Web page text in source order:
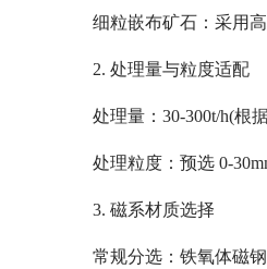
细粒嵌布矿石：采用
2. 处理量与粒度适配
处理量：30-300t/h(根
处理粒度：预选 0-
3. 磁系材质选择
常规分选：铁氧体磁